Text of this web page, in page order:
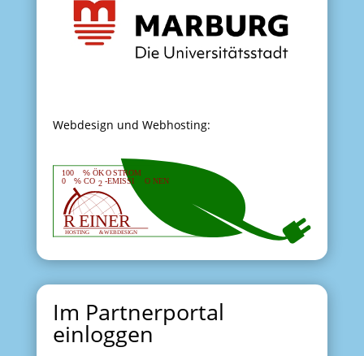
Webdesign und Webhosting:
Im Partnerportal
einloggen